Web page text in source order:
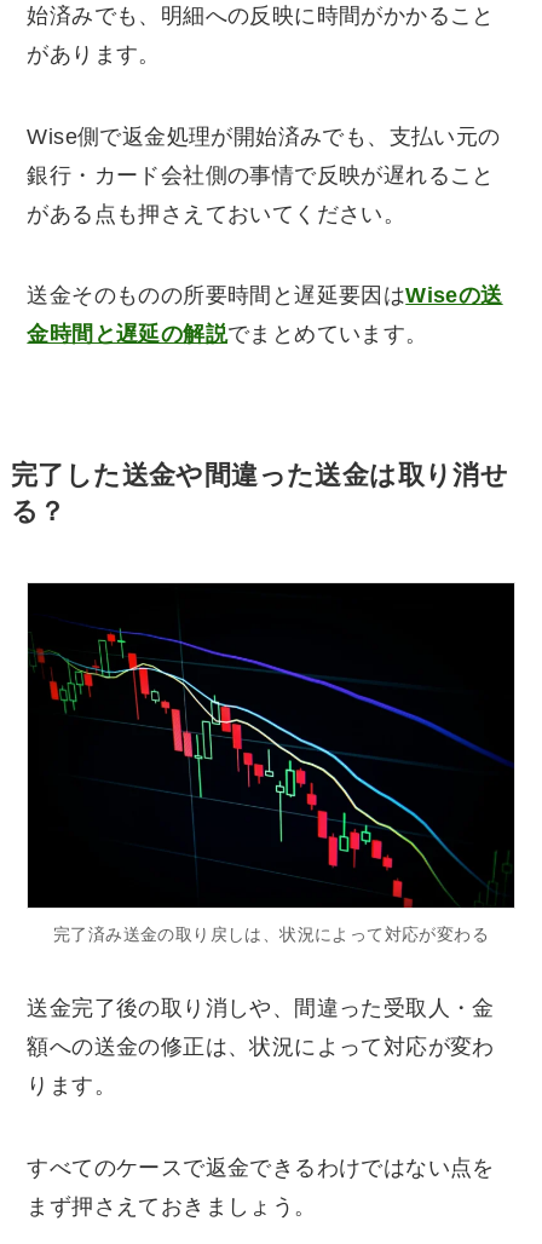
始済みでも、明細への反映に時間がかかること
があります。
Wise側で返金処理が開始済みでも、支払い元の
銀行・カード会社側の事情で反映が遅れること
がある点も押さえておいてください。
送金そのものの所要時間と遅延要因はWiseの送
金時間と遅延の解説でまとめています。
完了した送金や間違った送金は取り消せ
る？
完了済み送金の取り戻しは、状況によって対応が変わる
送金完了後の取り消しや、間違った受取人・金
額への送金の修正は、状況によって対応が変わ
ります。
すべてのケースで返金できるわけではない点を
まず押さえておきましょう。